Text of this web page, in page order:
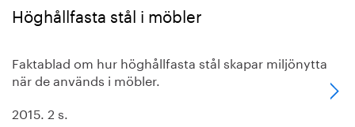
Höghållfasta stål i möbler
Faktablad om hur höghållfasta stål skapar miljönytta
när de används i möbler.
2015. 2 s.